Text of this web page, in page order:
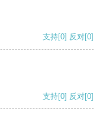
支持[0] 反对[0]
支持[0] 反对[0]